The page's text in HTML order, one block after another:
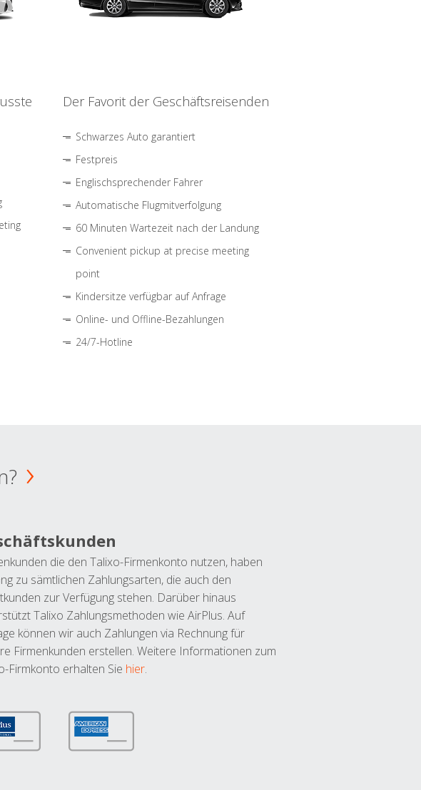
Der Favorit der Geschäftsreisenden
Schwarzes Auto garantiert
Festpreis
Englischsprechender Fahrer
Automatische Flugmitverfolgung
60 Minuten Wartezeit nach der Landung
Convenient pickup at precise meeting
point
Kindersitze verfügbar auf Anfrage
Online- und Offline-Bezahlungen
24/7-Hotline
die den Talixo-Firmenkonto nutzen, haben
zu sämtlichen Zahlungsarten, die auch den
zur Verfügung stehen. Darüber hinaus
Talixo Zahlungsmethoden wie AirPlus. Auf
können wir auch Zahlungen via Rechnung für
Firmenkunden erstellen. Weitere Informationen zum
Firmkonto erhalten Sie hier.